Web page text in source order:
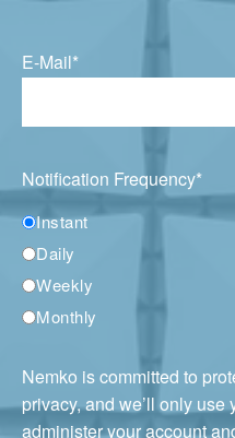
E-Mail*
Notification Frequency*
Instant
Daily
Weekly
Monthly
Nemko is committed to
privacy, and we’ll only
administer your account